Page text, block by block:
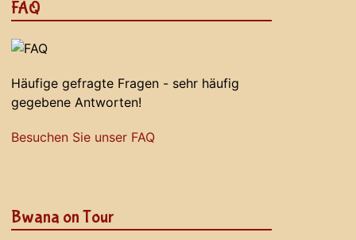
FAQ
Häufige gefragte Fragen - sehr häufig
gegebene Antworten!
Besuchen Sie unser FAQ
Bwana on Tour